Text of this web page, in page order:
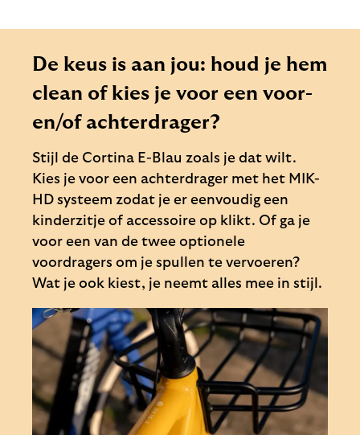
De keus is aan jou: houd je hem
clean of kies je voor een voor-
en/of achterdrager?
Stijl de Cortina E-Blau zoals je dat wilt.
Kies je voor een achterdrager met het MIK-
HD systeem zodat je er eenvoudig een
kinderzitje of accessoire op klikt. Of ga je
voor een van de twee optionele
voordragers om je spullen te vervoeren?
Wat je ook kiest, je neemt alles mee in stijl.